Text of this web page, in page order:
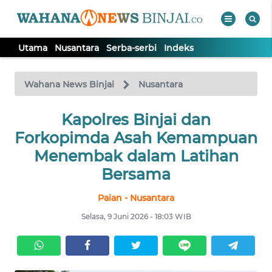
Utama Nusantara Serba-serbi Indeks
Wahana News Binjai Nusantara
Kapolres Binjai dan
Forkopimda Asah Kemampuan
Menembak dalam Latihan
Bersama
Paian - Nusantara
Selasa, 9 Juni 2026 - 18:03 WIB
TV
Tutup
NUSANTARA
INDEKS